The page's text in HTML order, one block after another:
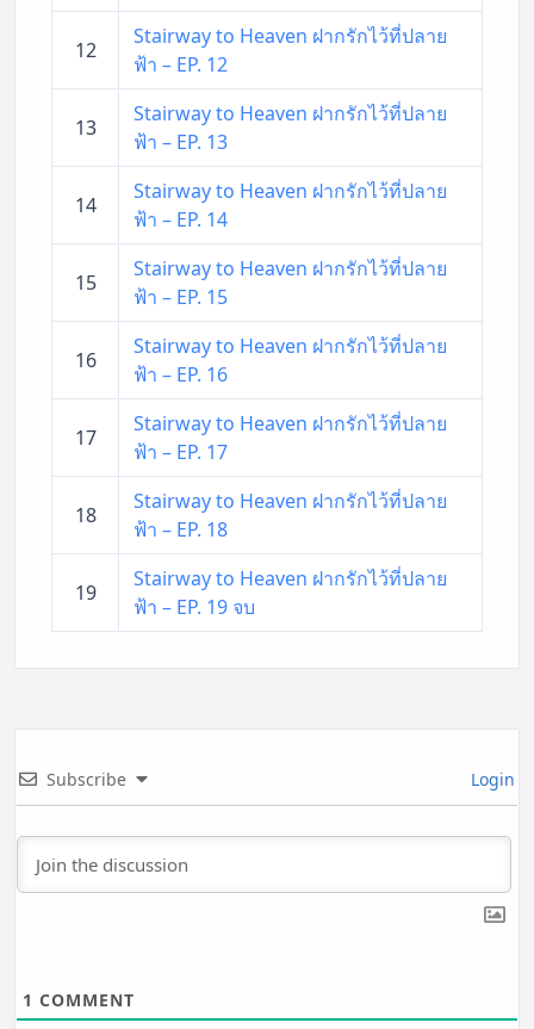
12
Stairway to Heaven ฝากรักไว้ที่ปลาย
ฟ้า – EP. 12
13
Stairway to Heaven ฝากรักไว้ที่ปลาย
ฟ้า – EP. 13
14
Stairway to Heaven ฝากรักไว้ที่ปลาย
ฟ้า – EP. 14
15
Stairway to Heaven ฝากรักไว้ที่ปลาย
ฟ้า – EP. 15
16
Stairway to Heaven ฝากรักไว้ที่ปลาย
ฟ้า – EP. 16
17
Stairway to Heaven ฝากรักไว้ที่ปลาย
ฟ้า – EP. 17
18
Stairway to Heaven ฝากรักไว้ที่ปลาย
ฟ้า – EP. 18
19
Stairway to Heaven ฝากรักไว้ที่ปลาย
ฟ้า – EP. 19 จบ
Subscribe Login
1 COMMENT